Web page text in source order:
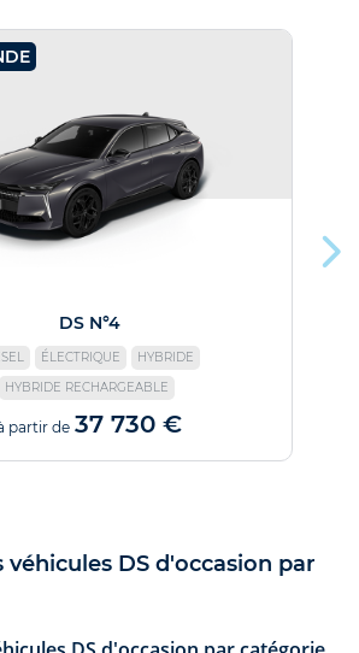
DS N°4
ÉLECTRIQUE
HYBRIDE
HYBRIDE RECHARGEABLE
partir de 37 730 €
véhicules DS d'occasion par